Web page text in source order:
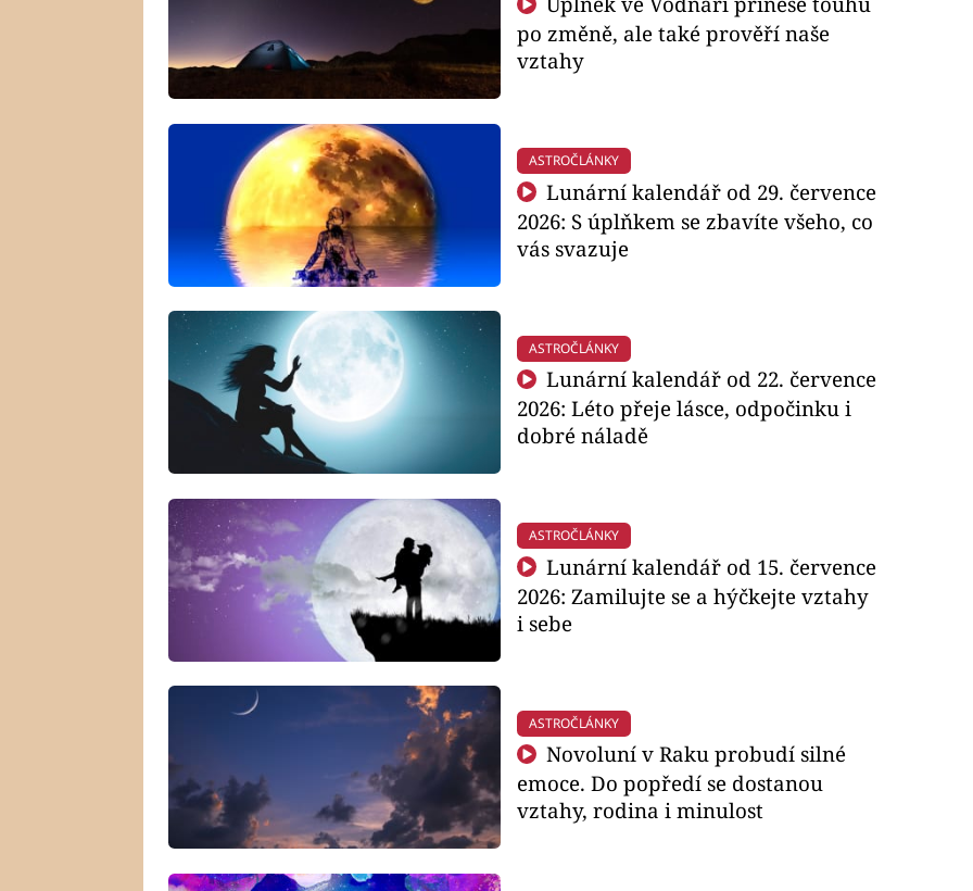
po změně, ale také prověří naše
vztahy
ASTROČLÁNKY
Lunární kalendář od 29. července
2026: S úplňkem se zbavíte všeho, co
vás svazuje
ASTROČLÁNKY
Lunární kalendář od 22. července
2026: Léto přeje lásce, odpočinku i
dobré náladě
ASTROČLÁNKY
Lunární kalendář od 15. července
2026: Zamilujte se a hýčkejte vztahy
i sebe
ASTROČLÁNKY
Novoluní v Raku probudí silné
emoce. Do popředí se dostanou
vztahy, rodina i minulost